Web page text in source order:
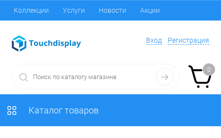
Коллекции Услуги Новости Акции
Вход Регистрация
0
Каталог товаров